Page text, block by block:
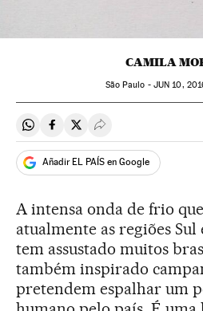
CAMILA
São Paulo - JUN 10,
Compartir en Whatsapp
Compartir en Facebook
Compartir en Twitter
Desplegar Redes
Añadir EL PAÍS en Google
A intensa onda de frio
atualmente as regiões Sul
tem assustado muitos
também inspirado
pretendem espalhar um